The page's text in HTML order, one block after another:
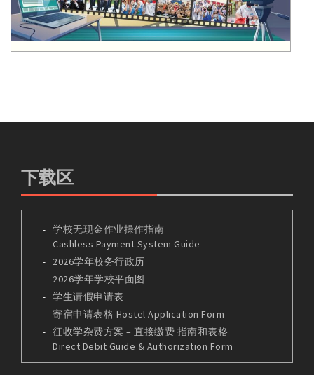
下载区
学校无现金作业操作指南
Cashless Payment System Guide
2026学年校务行政历
2026学年学校平面图
学生请假申请表
寄宿申请表格 Hostel Application Form
征收学杂费方案 – 直接缴费 指南和表格
Direct Debit Guide & Authorization Form